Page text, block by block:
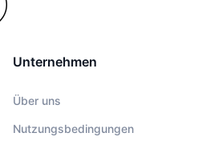
Unternehmen
Über uns
Nutzungsbedingungen